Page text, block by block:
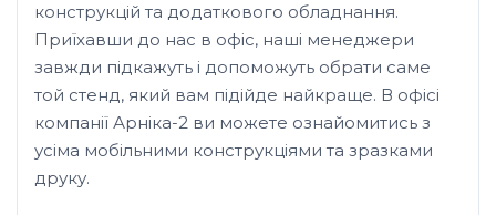
конструкцій та додаткового обладнання.
Приїхавши до нас в офіс, наші менеджери
завжди підкажуть і допоможуть обрати саме
той стенд, який вам підійде найкраще. В офісі
компанії Арніка-2 ви можете ознайомитись з
усіма мобільними конструкціями та зразками
друку.